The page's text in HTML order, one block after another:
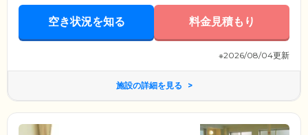
空き状況を知る 料金見積もり
※2026/08/04更新
施設の詳細を見る